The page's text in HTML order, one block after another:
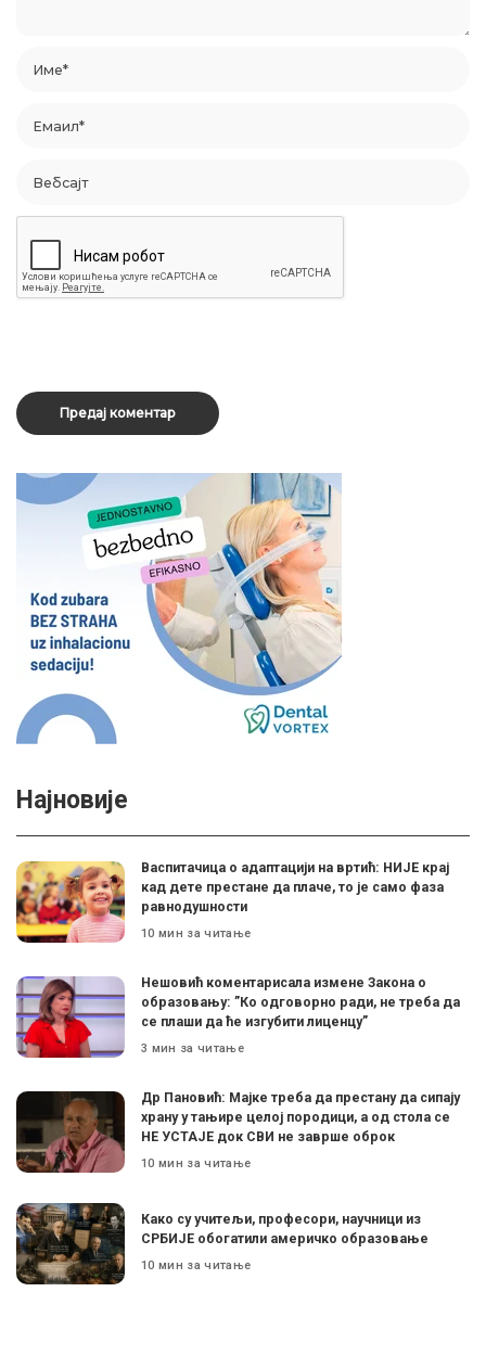
Најновије
Васпитачица о адаптацији на вртић: НИЈЕ крај
кад дете престане да плаче, то је само фаза
равнодушности
10 мин за читање
Нешовић коментарисала измене Закона о
образовању: ”Ко одговорно ради, не треба да
се плаши да ће изгубити лиценцу”
3 мин за читање
Др Пановић: Мајке треба да престану да сипају
храну у тањире целој породици, а од стола се
НЕ УСТАЈЕ док СВИ не заврше оброк
10 мин за читање
Како су учитељи, професори, научници из
СРБИЈЕ обогатили америчко образовање
10 мин за читање